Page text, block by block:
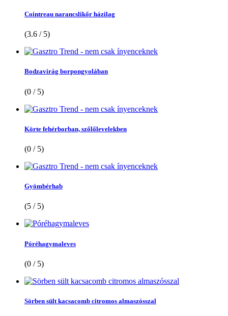
Cointreau narancslikőr házilag
(3.6 / 5)
Bodzavirág borpongyolában
(0 / 5)
Körte fehérborban, szőlőlevelekben
(0 / 5)
Gyömbérhab
(5 / 5)
Póréhagymaleves
(0 / 5)
Sörben sült kacsacomb citromos almaszósszal